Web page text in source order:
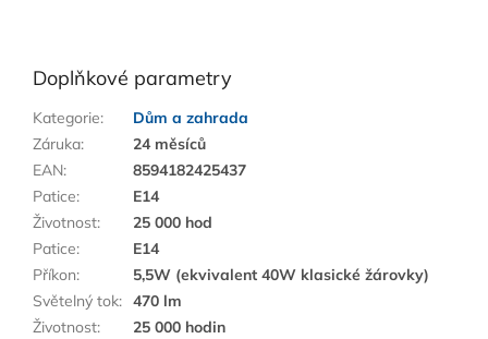
Doplňkové parametry
Kategorie:
Dům a zahrada
Záruka:
24 měsíců
EAN:
8594182425437
Patice:
E14
Životnost:
25 000 hod
Patice:
E14
Příkon:
5,5W (ekvivalent 40W klasické žárovky)
Světelný tok: 470 lm
Životnost: 25 000 hodin